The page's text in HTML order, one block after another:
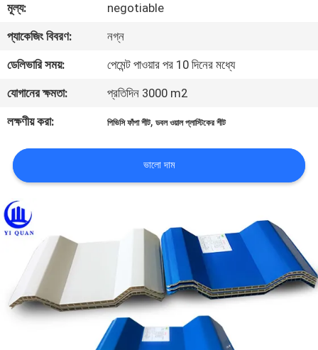
মান
নিয়ন্ত্রণ
যোগাযোগ
করুন
BLOG
উদ্ধৃতির
জন্য
আবেদন
VR
মূল্য:
negotiable
প্যাকেজিং বিবরণ:
নগ্ন
ডেলিভারি সময়:
পেমেন্ট পাওয়ার পর 10 দিনের মধ্যে
যোগানের ক্ষমতা:
প্রতিদিন 3000 m2
লক্ষণীয় করা:
পিভিসি ফাঁপা শীট,ডবল ওয়াল প্লাস্টিকের শীট
ভালো দাম